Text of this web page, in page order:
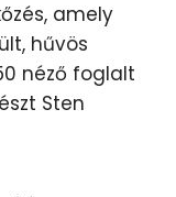
amely
hűvös
néző foglalt
Sten